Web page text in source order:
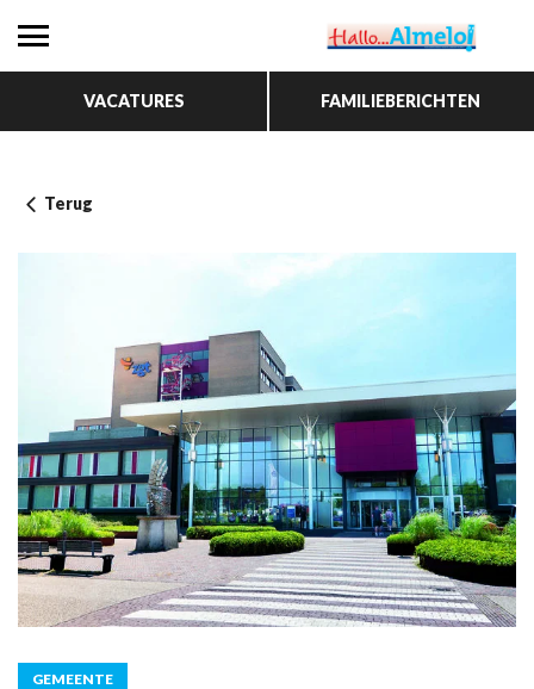
VACATURES FAMILIEBERICHTEN
Terug
GEMEENTE